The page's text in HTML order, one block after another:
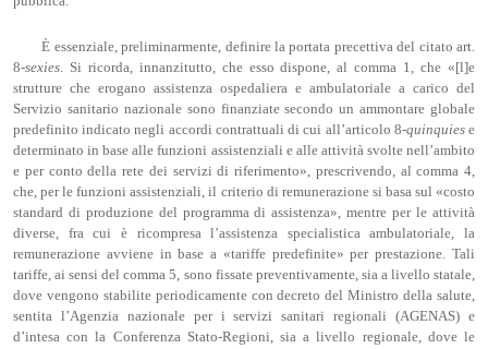
È essenziale, preliminarmente, definire la portata precettiva del citato art.
8-sexies. Si ricorda, innanzitutto, che esso dispone, al comma 1, che «[l]e
strutture che erogano assistenza ospedaliera e ambulatoriale a carico del
Servizio sanitario nazionale sono finanziate secondo un ammontare globale
predefinito indicato negli accordi contrattuali di cui all’articolo 8-quinquiese
determinato in base alle funzioni assistenziali e alle attività svolte nell’ambito
e per conto della rete dei servizi di riferimento», prescrivendo, al comma 4,
che, per le funzioni assistenziali, il criterio di remunerazione si basa sul «costo
standard di produzione del programma di assistenza», mentre per le attività
diverse, fra cui è ricompresa l’assistenza specialistica ambulatoriale, la
remunerazione avviene in base a «tariffe predefinite» per prestazione. Tali
tariffe, ai sensi del comma 5, sono fissate preventivamente, sia a livello statale,
dove vengono stabilite periodicamente con decreto del Ministro della salute,
sentita l’Agenzia nazionale per i servizi sanitari regionali (AGENAS) e
d’intesa con la Conferenza Stato-Regioni, sia a livello regionale, dove le